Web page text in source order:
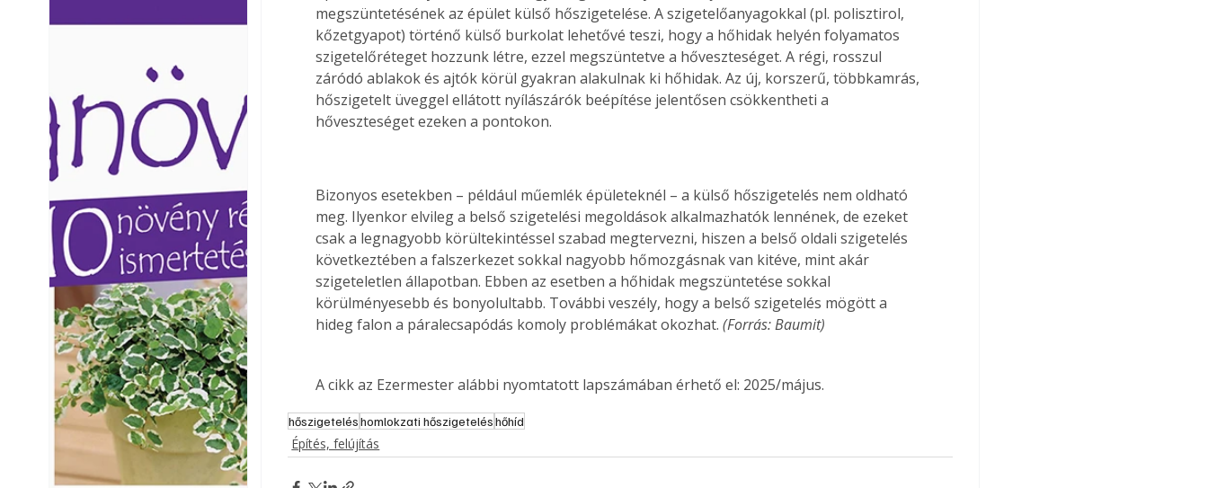
Ezermester lapszámai. A
Laptapir kényelmes megoldás,
mert: – t
megszüntetésének az épület külső hőszigetelése. A szigetelőanyagokkal (pl. polisztirol,
kőzetgyapot) történő külső burkolat lehetővé teszi, hogy a hőhidak helyén folyamatos
szigetelőréteget hozzunk létre, ezzel megszüntetve a hőveszteséget. A régi, rosszul
záródó ablakok és ajtók körül gyakran alakulnak ki hőhidak. Az új, korszerű, többkamrás,
hőszigetelt üveggel ellátott nyílászárók beépítése jelentősen csökkentheti a
hőveszteséget ezeken a pontokon.
Bizonyos esetekben – például műemlék épületeknél – a külső hőszigetelés nem oldható
meg. Ilyenkor elvileg a belső szigetelési megoldások alkalmazhatók lennének, de ezeket
csak a legnagyobb körültekintéssel szabad megtervezni, hiszen a belső oldali szigetelés
következtében a falszerkezet sokkal nagyobb hőmozgásnak van kitéve, mint akár
szigeteletlen állapotban. Ebben az esetben a hőhidak megszüntetése sokkal
körülményesebb és bonyolultabb. További veszély, hogy a belső szigetelés mögött a
hideg falon a páralecsapódás komoly problémákat okozhat. (Forrás: Baumit)
A cikk az Ezermester alábbi nyomtatott lapszámában érhető el: 2025/május.
hőszigeteléshomlokzati hőszigeteléshőhíd
Építés, felújítás